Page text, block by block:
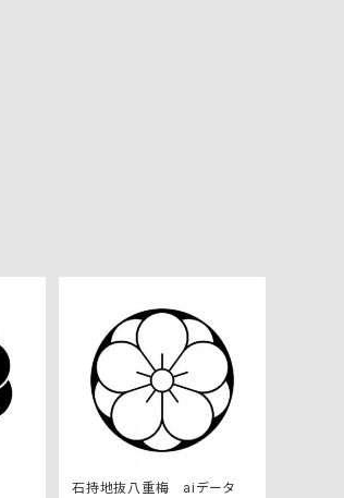
石持地抜八重梅 aiデータ